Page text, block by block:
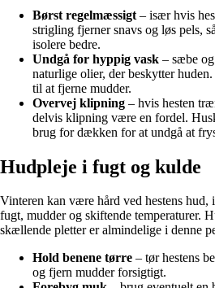
Børst regelmæssigt – især hvis
strigling fjerner snavs og løs pels,
isolere bedre.
Undgå for hyppig vask – sæbe
naturlige olier, der beskytter
til at fjerne mudder.
Overvej klipning – hvis hesten
delvis klipning være en fordel.
brug for dækken for at undgå at
Hudpleje i fugt og kulde
Vinteren kan være hård ved hestens
fugt, mudder og skiftende temperaturer.
skællende pletter er almindelige i denne
Hold benene tørre – tør hestens
og fjern mudder forsigtigt.